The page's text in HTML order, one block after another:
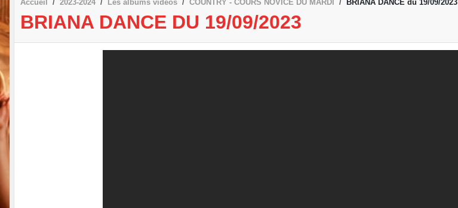
Accueil 2023-2024 Les albums vidéos COUNTRY - COURS NOVICE DU MARDI BRIANA DANCE du 19/09/2023
BRIANA DANCE DU 19/09/2023